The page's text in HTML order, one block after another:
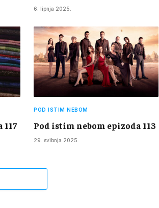
6. lipnja 2025.
POD ISTIM NEBOM
Pod istim nebom epizoda 113
29. svibnja 2025.